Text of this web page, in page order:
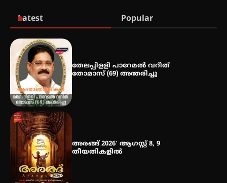
നേട്ടം പ്രതിസന്ധികളോട് പൊരുതി
Latest Popular
തേലപ്പിളളി പാറേമൽ വറീത്
തോമാസ് (69) അന്തരിച്ചു
അരങ്ങ് 2026′ ആഗസ്റ്റ് 8, 9
തീയതികളിൽ